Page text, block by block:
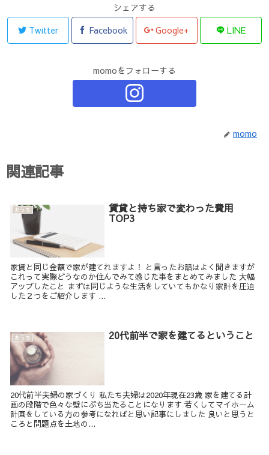
シェアする
Twitter
Facebook Google+ LINE
momoをフォローする
momo
関連記事
おうち 賃貸と持ち家で変わった費用
TOP3
家賃と同じ金額で家が建てれますよ！ と言ったお話はよく聞きますが
これって実際どうなのか住んでみて感じた事をまとめてみました 大幅
アップしたこと まずは同じような生活をしていてもかなり家計を圧迫
した２つをご紹介します ...
おうち 20代前半で家を建てるということ
20代前半夫婦の家づくり 私たち夫婦は2020年現在23歳 家を建てる計
画の段階で色々な壁にぶち当たることになります 若くしてマイホーム
計画をしている方の参考になればと思い記事にしました 良いと思うと
ころと問題点を土地の...